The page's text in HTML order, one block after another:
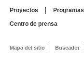
Proyectos Programas
Centro de prensa
Mapa del sitio Buscador